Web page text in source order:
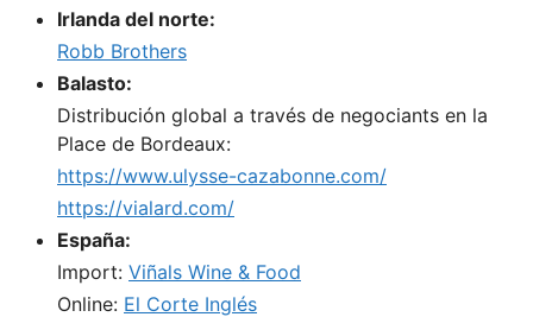
Irlanda del norte:
Robb Brothers
Balasto:
Distribución global a través de negociants en la
Place de Bordeaux:
https://www.ulysse-cazabonne.com/
https://vialard.com/
España:
Import: Viñals Wine & Food
Online: El Corte Inglés